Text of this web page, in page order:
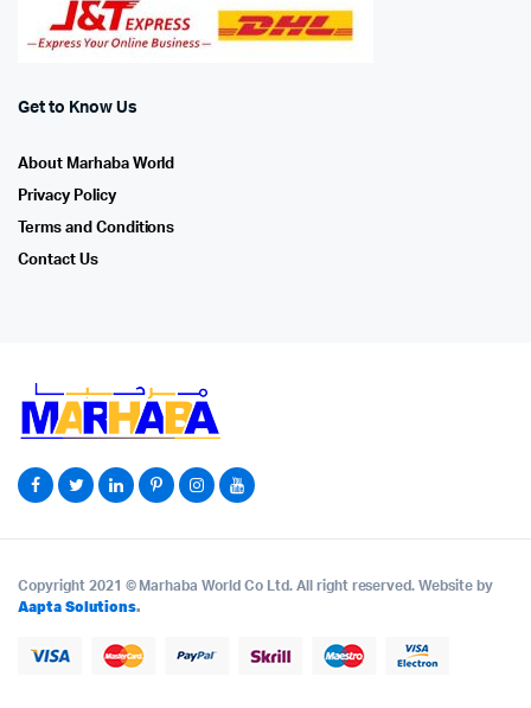
Get to Know Us
About Marhaba World
Privacy Policy
Terms and Conditions
Contact Us
Copyright 2021 © Marhaba World Co Ltd. All right reserved. Website by
Aapta Solutions.